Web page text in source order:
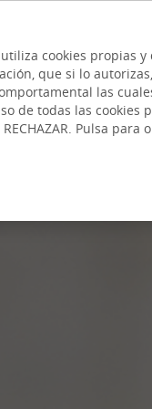
cookies propias
que si lo
las
de todas las cookies
Pulsa para
PRIVADA
Tesorería